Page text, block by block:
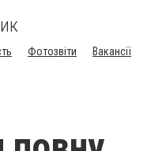
Фотозвіти Вакансії